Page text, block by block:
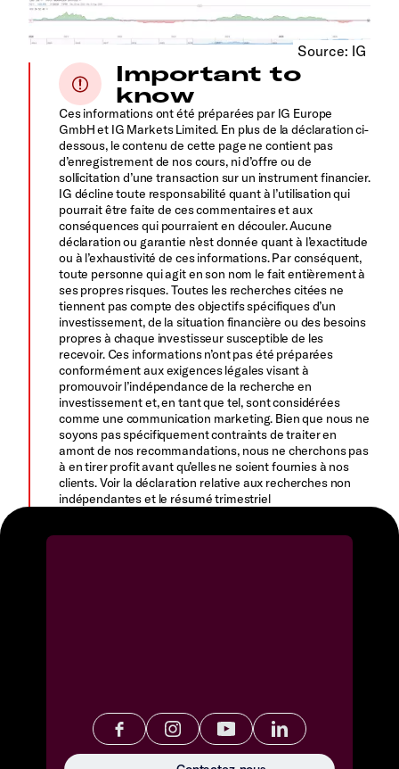
Source: IG
Important to
know
Ces informations ont été préparées par IG Europe
GmbH et IG Markets Limited. En plus de la déclaration ci-
dessous, le contenu de cette page ne contient pas
d’enregistrement de nos cours, ni d’offre ou de
sollicitation d’une transaction sur un instrument financier.
IG décline toute responsabilité quant à l’utilisation qui
pourrait être faite de ces commentaires et aux
conséquences qui pourraient en découler. Aucune
déclaration ou garantie n’est donnée quant à l’exactitude
ou à l’exhaustivité de ces informations. Par conséquent,
toute personne qui agit en son nom le fait entièrement à
ses propres risques. Toutes les recherches citées ne
tiennent pas compte des objectifs spécifiques d’un
investissement, de la situation financière ou des besoins
propres à chaque investisseur susceptible de les
recevoir. Ces informations n’ont pas été préparées
conformément aux exigences légales visant à
promouvoir l’indépendance de la recherche en
investissement et, en tant que tel, sont considérées
comme une communication marketing. Bien que nous ne
soyons pas spécifiquement contraints de traiter en
amont de nos recommandations, nous ne cherchons pas
à en tirer profit avant qu’elles ne soient fournies à nos
clients. Voir la déclaration relative aux recherches non
indépendantes et le résumé trimestriel